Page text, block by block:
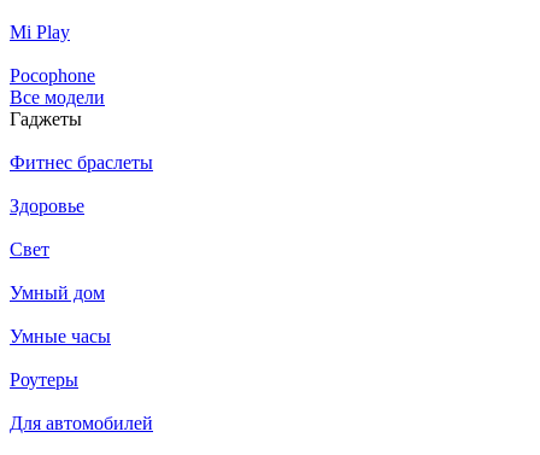
Mi Play
Pocophone
Все модели
Гаджеты
Фитнес браслеты
Здоровье
Свет
Умный дом
Умные часы
Роутеры
Для автомобилей